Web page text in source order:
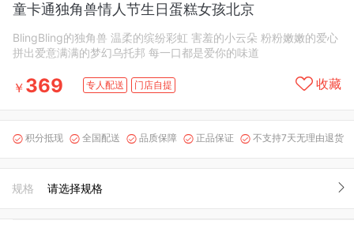
童卡通独角兽情人节生日蛋糕女孩北京
BlingBling的独角兽 温柔的缤纷彩虹 害羞的小云朵 粉粉嫩嫩的爱心
拼出爱意满满的梦幻乌托邦 每一口都是爱你的味道
￥ 369 专人配送 门店自提 收藏
 积分抵现  全国配送  品质保障  正品保证  不支持7天无理由退货
规格 请选择规格